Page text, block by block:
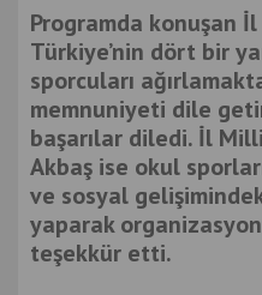
Programda konuşan
Türkiye’nin dört bir
sporcuları
memnuniyeti dile
başarılar diledi. İl
Akbaş ise okul
ve sosyal
yaparak
teşekkür etti.